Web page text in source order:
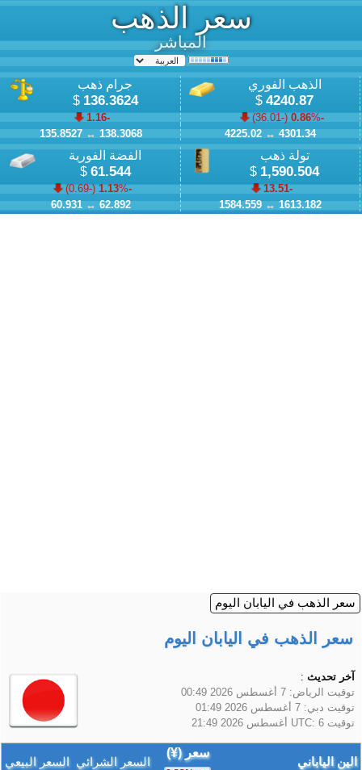
سعر الذهب
المباشر
الذهب الفوري
4240.87
$
-0.86
% (
-36.01
)
4301.34
↔
4225.02
جرام ذهب
136.3624
$
-1.16
138.3068
↔
135.8527
تولة ذهب
1,590.504
$
-13.51
1613.182
↔
1584.559
الفضة الفورية
61.544
$
-1.13
% (
-0.69
)
62.892
↔
60.931
سعر الذهب في اليابان اليوم
سعر الذهب في اليابان اليوم
آخر تحديث :
توقيت الرياض: 7 أغسطس 2026 00:49
توقيت دبي: 7 أغسطس 2026 01:49
توقيت UTC: 6 أغسطس 2026 21:49
الين الياباني
سعر (¥)
السعر الشرائي السعر البيعي